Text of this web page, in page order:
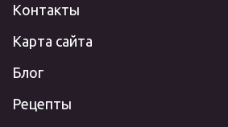
Контакты
Карта сайта
Блог
Рецепты